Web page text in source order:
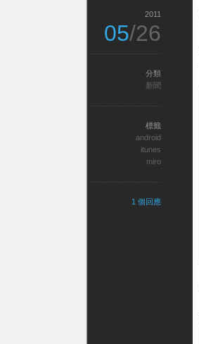
2011
05/26
分類
新聞
標籤
android
itunes
miro
1 個回應